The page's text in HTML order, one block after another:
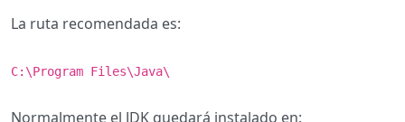
La ruta recomendada es:
C:\Program Files\Java\
Normalmente el JDK quedará instalado en: